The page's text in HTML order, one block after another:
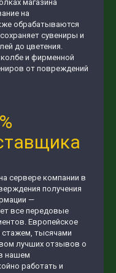
магазина
на
обрабатываются
сувениры и
до цветения.
и фирменной
от повреждений
сервере компании в
получения
—
все передовые
Европейское
тысячами
лучших отзывов о
нашем
работать и